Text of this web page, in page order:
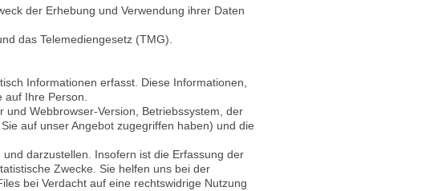
der Erhebung und Verwendung ihrer Daten
das Telemediengesetz (TMG).
Informationen erfasst. Diese Informationen,
Ihre Person.
Webbrowser-Version, Betriebssystem, der
auf unser Angebot zugegriffen haben) und die
darzustellen. Insofern ist die Erfassung der
Zwecke. Sie helfen uns bei der
bei Verdacht auf eine rechtswidrige Nutzung